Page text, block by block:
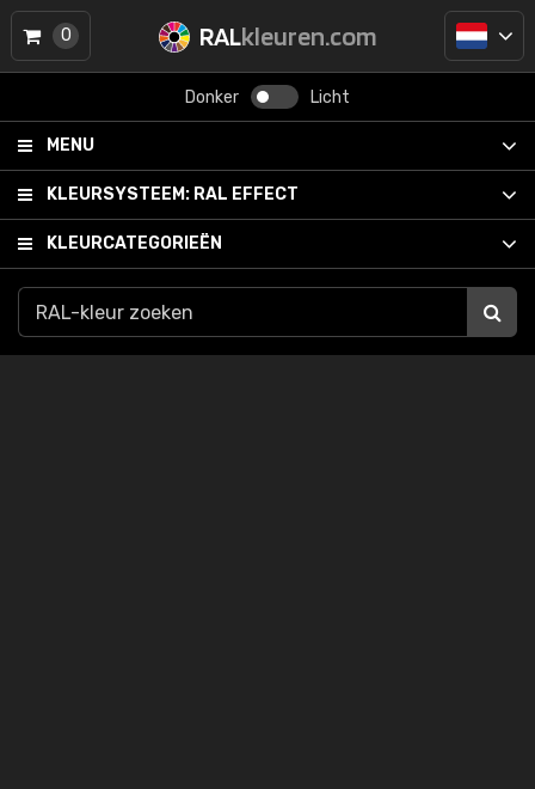
RALkleuren.com
Donker Licht
MENU
KLEURSYSTEEM: RAL EFFECT
KLEURCATEGORIEËN
0